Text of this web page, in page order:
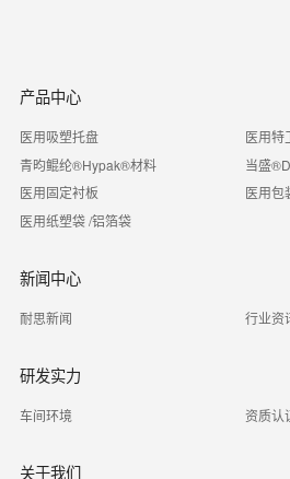
产品中心
医用吸塑托盘
医用
青昀鲲纶®Hypak®材料
当盛
医用固定衬板
医用包
医用纸塑袋 /铝箔袋
新闻中心
耐思新闻 行业资
研发实力
车间环境 资质认
关于我们